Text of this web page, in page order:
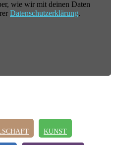
wie wir mit deinen Daten
Datenschutzerklärung.
KUNST